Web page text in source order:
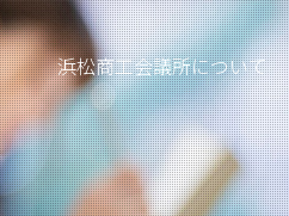
浜松商工会議所について